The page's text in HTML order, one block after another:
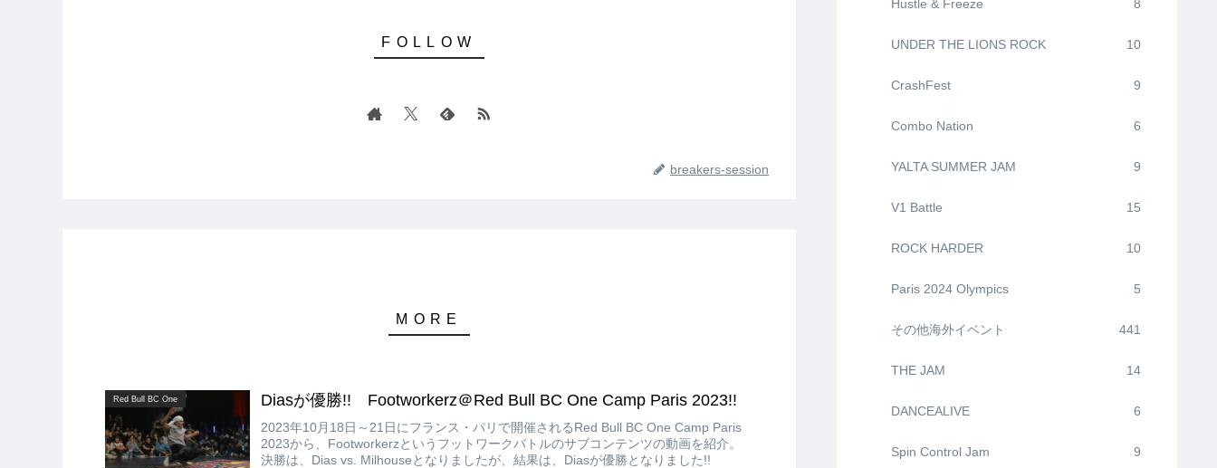
breakers-session
Red Bull BC One Diasが優勝!! Footworkerz＠Red Bull BC One Camp Paris 2023!!
2023年10月18日～21日にフランス・パリで開催されるRed Bull BC One Camp Paris
2023から、Footworkerzというフットワークバトルのサブコンテンツの動画を紹介。
決勝は、Dias vs. Milhouseとなりましたが、結果は、Diasが優勝となりました!!
Hustle & Freeze 8
UNDER THE LIONS ROCK 10
CrashFest 9
Combo Nation 6
YALTA SUMMER JAM 9
V1 Battle 15
ROCK HARDER 10
Paris 2024 Olympics 5
その他海外イベント 441
THE JAM 14
DANCEALIVE 6
Spin Control Jam 9